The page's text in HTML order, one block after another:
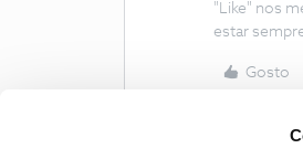
"Like" nos
estar
Gosto